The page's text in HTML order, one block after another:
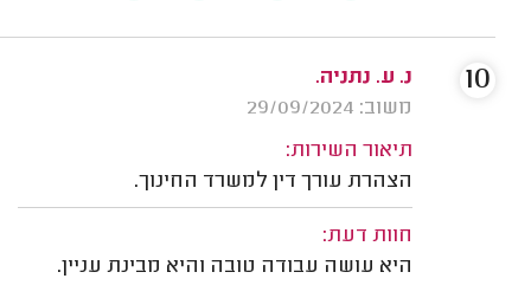
נ. ע. נתניה.
משוב: 29/09/2024
תיאור השירות:
הצהרת עורך דין למשרד החינוך.
חוות דעת:
היא עושה עבודה טובה והיא מבינת עניין.
10